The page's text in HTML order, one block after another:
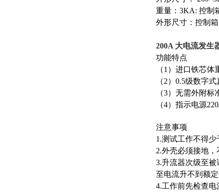
重量： 3KA: 控制
外形尺寸：控制箱
200A 大电流发生
功能特点
（1 ）进口铁芯体
（2） 0.5级数字式
（3）无需外附标
（4）指示电源
注意事项
1.测试工作不得
2.外壳必须接地
3.升流器次级至
至电流升不到额
4.工作前先检查